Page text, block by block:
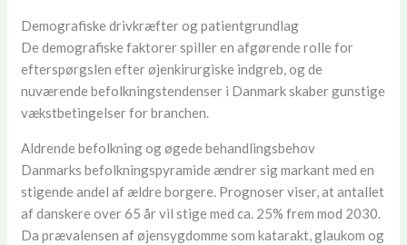
Demografiske drivkræfter og patientgrundlag
De demografiske faktorer spiller en afgørende rolle for
efterspørgslen efter øjenkirurgiske indgreb, og de
nuværende befolkningstendenser i Danmark skaber gunstige
vækstbetingelser for branchen.
Aldrende befolkning og øgede behandlingsbehov
Danmarks befolkningspyramide ændrer sig markant med en
stigende andel af ældre borgere. Prognoser viser, at antallet
af danskere over 65 år vil stige med ca. 25% frem mod 2030.
Da prævalensen af øjensygdomme som katarakt, glaukom og